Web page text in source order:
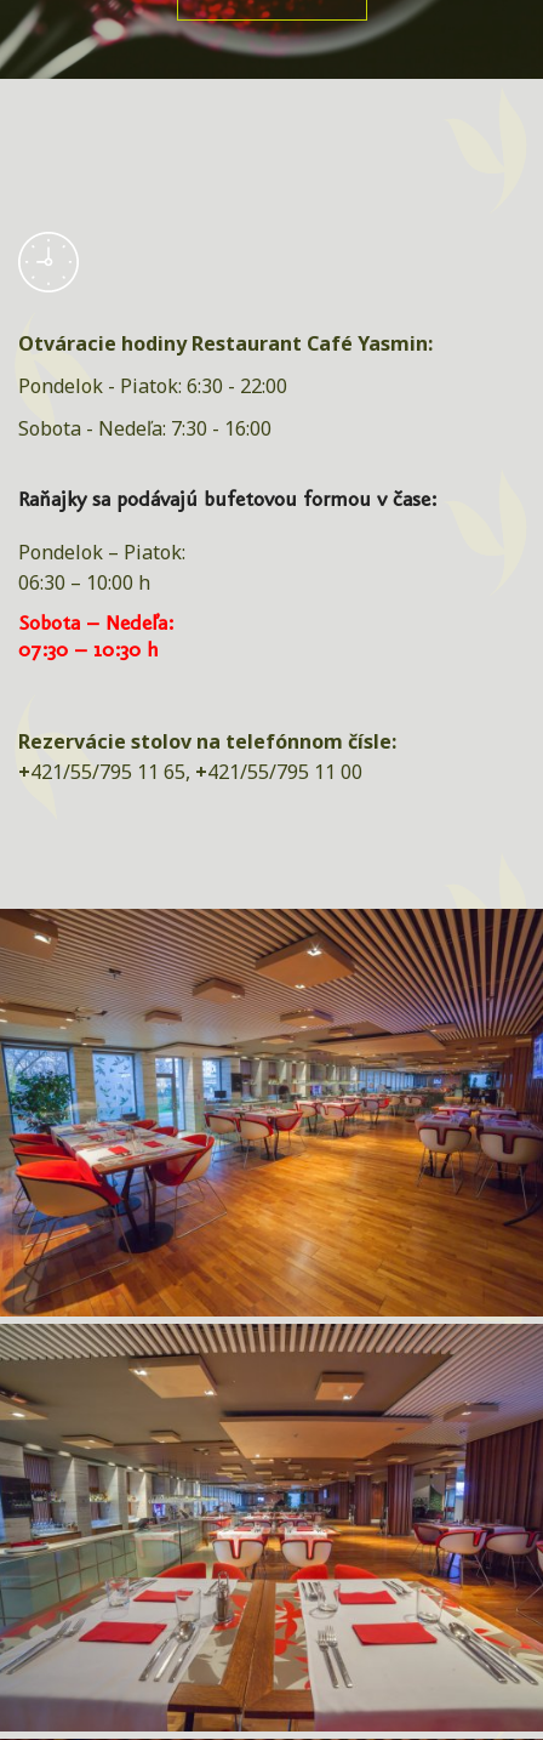
Otváracie hodiny Restaurant Café Yasmin:
Pondelok - Piatok: 6:30 - 22:00
Sobota - Nedeľa: 7:30 - 16:00
Raňajky sa podávajú bufetovou formou v čase:
Pondelok – Piatok:
06:30 – 10:00 h
Sobota – Nedeľa:
07:30 – 10:30 h
Rezervácie stolov na telefónnom čísle:
+421/55/795 11 65, +421/55/795 11 00